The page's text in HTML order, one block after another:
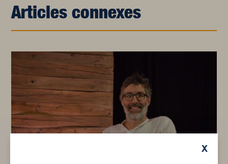
Articles connexes
X